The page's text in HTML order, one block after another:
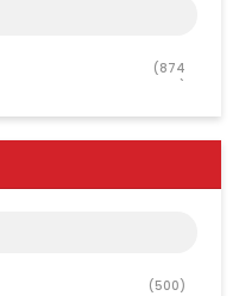
(874
0)
(500)